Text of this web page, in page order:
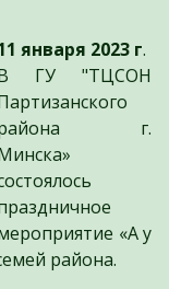
января 2023 г.
ГУ "ТЦСОН
г.
«А у
района.